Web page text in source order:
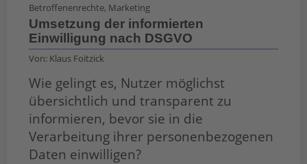
Betroffenenrechte, Marketing
Umsetzung der informierten
Einwilligung nach DSGVO
Von: Klaus Foitzick
Wie gelingt es, Nutzer möglichst
übersichtlich und transparent zu
informieren, bevor sie in die
Verarbeitung ihrer personenbezogenen
Daten einwilligen?